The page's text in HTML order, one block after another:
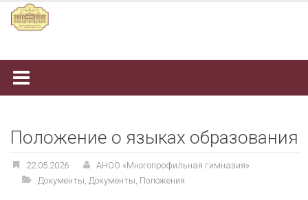
Наверх
Положение о языках образования
22.05.2026
АНОО «Многопрофильная гимназия»
Документы Документы Положения